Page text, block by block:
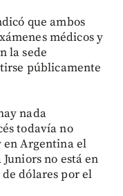
que ambos
médicos y
la sede
públicamente
nada
todavía no
en Argentina el
no está en
dólares por el